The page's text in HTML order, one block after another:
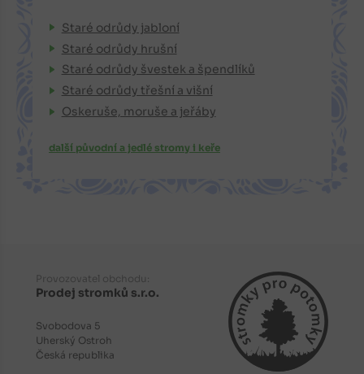
Staré odrůdy jabloní
Staré odrůdy hrušní
Staré odrůdy švestek a špendlíků
Staré odrůdy třešní a višní
Oskeruše, moruše a jeřáby
další původní a jedlé stromy i keře
Provozovatel obchodu:
Prodej stromků s.r.o.
Svobodova 5
Uherský Ostroh
Česká republika